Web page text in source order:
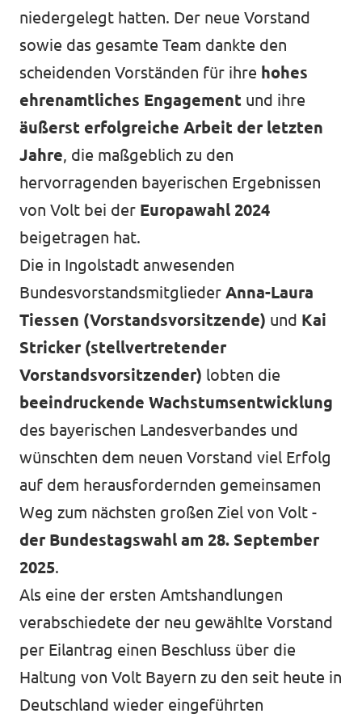
niedergelegt hatten. Der neue Vorstand
sowie das gesamte Team dankte den
scheidenden Vorständen für ihre hohes
ehrenamtliches Engagement und ihre
äußerst erfolgreiche Arbeit der letzten
Jahre, die maßgeblich zu den
hervorragenden bayerischen Ergebnissen
von Volt bei der Europawahl 2024
beigetragen hat.
Die in Ingolstadt anwesenden
Bundesvorstandsmitglieder Anna-Laura
Tiessen (Vorstandsvorsitzende) und Kai
Stricker (stellvertretender
Vorstandsvorsitzender) lobten die
beeindruckende Wachstumsentwicklung
des bayerischen Landesverbandes und
wünschten dem neuen Vorstand viel Erfolg
auf dem herausfordernden gemeinsamen
Weg zum nächsten großen Ziel von Volt -
der Bundestagswahl am 28. September
2025.
Als eine der ersten Amtshandlungen
verabschiedete der neu gewählte Vorstand
per Eilantrag einen Beschluss über die
Haltung von Volt Bayern zu den seit heute in
Deutschland wieder eingeführten